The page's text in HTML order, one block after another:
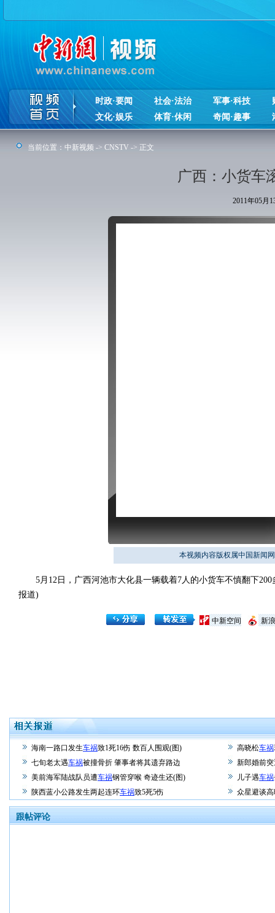
时政·要闻 社会·法治 军事·科技
文化·娱乐
体育·休闲 奇闻·趣事
当前位置： 中新视频 -> CNSTV -> 正文
广西：小货车
2011年05月
本视频内容版权属中国新闻
5月12日，广西河池市大化县一辆载着7人的小货车不慎翻下200
报道)
新
中新空间
海南一路口发生车祸致1死16伤 数百人围观(图) 高晓松车祸
七旬老太遇车祸被撞骨折 肇事者将其遗弃路边
新郎婚前
美前海军陆战队员遭车祸钢管穿喉 奇迹生还(图) 儿子遇车祸
陕西蓝小公路发生两起连环车祸致5死5伤 众星避谈
跟帖评论